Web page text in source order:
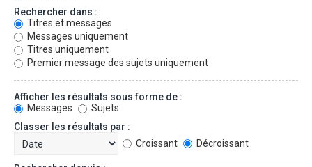
Rechercher dans :
Titres et messages
Messages uniquement
Titres uniquement
Premier message des sujets uniquement
Afficher les résultats sous forme de :
Messages
Sujets
Classer les résultats par :
Croissant
Décroissant